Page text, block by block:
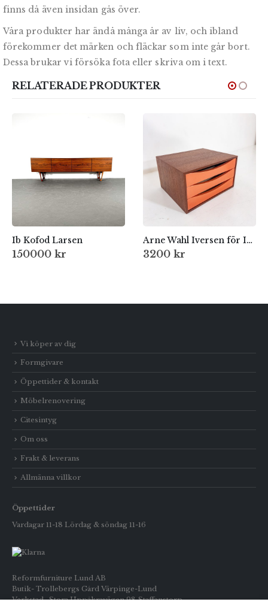
finns då även insidan gås över.
Våra produkter har ändå många år av liv, och ibland
förekommer det märken och fläckar som inte går bort.
Dessa brukar vi försöka fota eller skriva om i text.
RELATERADE PRODUKTER
Ib Kofod Larsen
150000 kr
Arne Wahl Iversen för IKEA
3200 kr
Vi köper av dig
Formgivare
Öppettider & kontakt
Möbelrenovering
Citesintyg
Om oss
Frakt & leverans
Allmänna villkor
Öppettider
Vardagar 11-18 Lördag & söndag 11-16
Reformfurniture Lund AB
Butik- Trollebergs Gård Värpinge-Lund
Verkstad- Stora Uppåkravägen 98 Staffanstorp